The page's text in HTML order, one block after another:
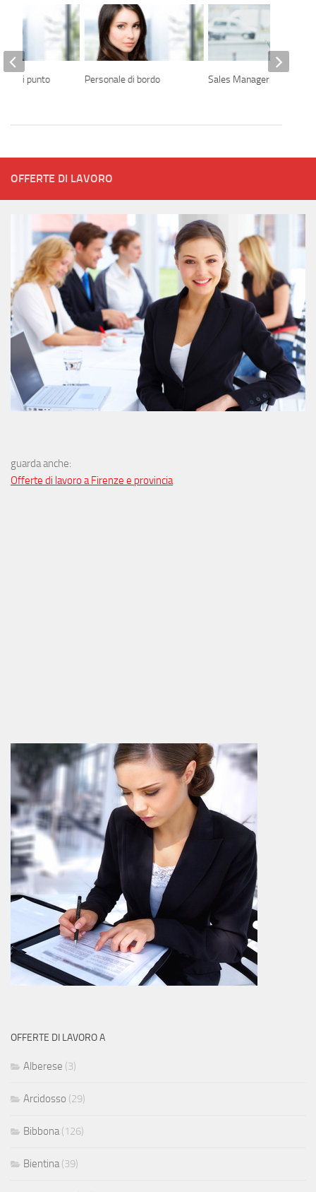
Personale di bordo Sales Manager
di punto
OFFERTE DI LAVORO
guarda anche:
Offerte di lavoro a Firenze e provincia
OFFERTE DI LAVORO A
Alberese (3)
Arcidosso (29)
Bibbona (126)
Bientina (39)